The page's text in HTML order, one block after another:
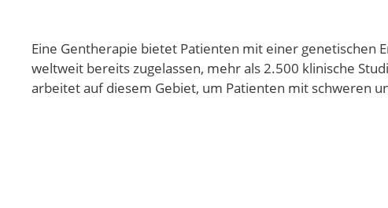
Eine Gentherapie bietet Patienten mit einer genetischen
weltweit bereits zugelassen, mehr als 2.500 klinische
arbeitet auf diesem Gebiet, um Patienten mit schweren